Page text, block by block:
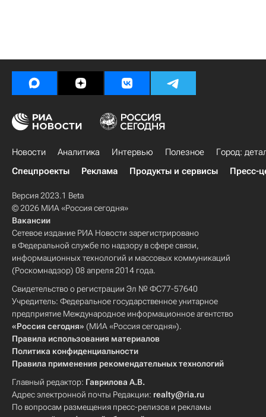
Новости Аналитика Интервью Полезное
Город:
Спецпроекты
Реклама Продукты и сервисы Пресс-
Версия 2023.1 Beta
© 2026 МИА «Россия сегодня»
Вакансии
Сетевое издание РИА Новости зарегистрировано
в Федеральной службе по надзору в сфере связи,
информационных технологий и массовых коммуникаций
(Роскомнадзор) 08 апреля 2014 года.
Свидетельство о регистрации Эл № ФС77-57640
Учредитель: Федеральное государственное унитарное
предприятие Международное информационное агентство
«Россия сегодня» (МИА «Россия сегодня»).
Правила использования материалов
Политика конфиденциальности
Правила применения рекомендательных технологий
Главный редактор: Гаврилова А.В.
Адрес электронной почты Редакции: realty@ria.ru
По вопросам размещения пресс-релизов и рекламы